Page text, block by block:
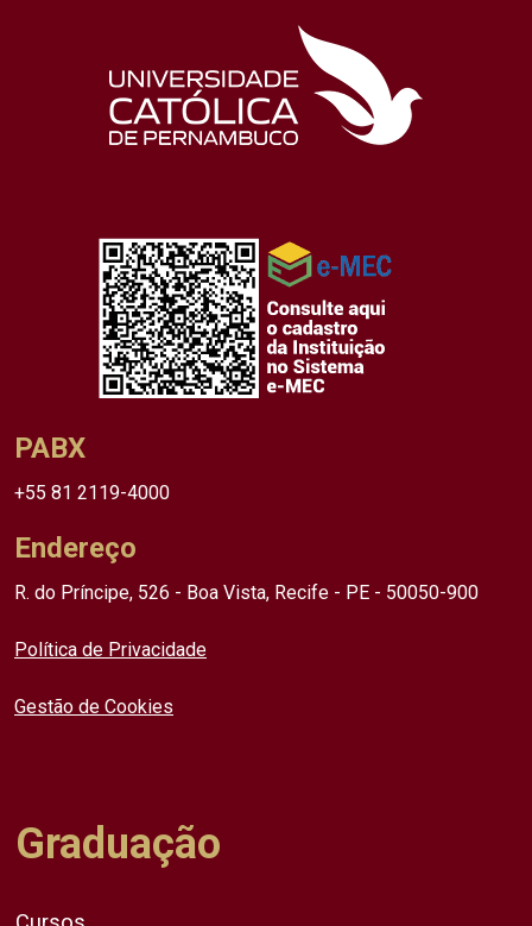
PABX
+55 81 2119-4000
Endereço
R. do Príncipe, 526 - Boa Vista, Recife - PE - 50050-900
Política de Privacidade
Gestão de Cookies
Graduação